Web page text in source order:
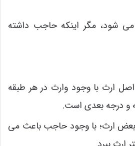
می شود، مگر اینکه حاجب داشته
ارث با وجود وارث در هر طبقه
و درجه بعدی است.
ارث؛ با وجود حاجب باعث می